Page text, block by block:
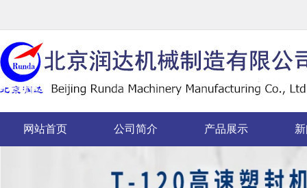
网站首页 公司简介 产品展示